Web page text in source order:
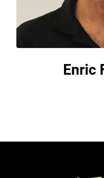
Enric